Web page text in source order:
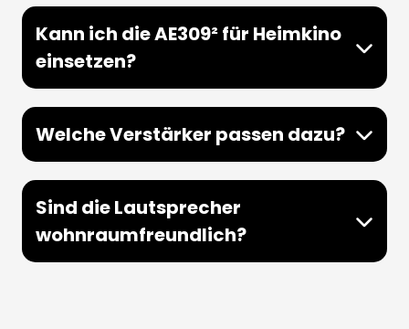
Kann ich die AE309² für Heimkino
einsetzen?
Welche Verstärker passen dazu?
Sind die Lautsprecher
wohnraumfreundlich?